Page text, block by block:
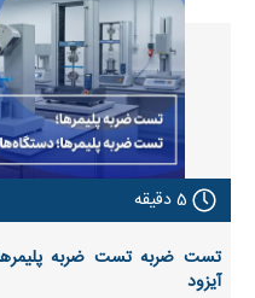
5دقیقه
تست ضربه تست ضربه
آیزود